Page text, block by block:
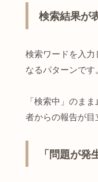
検索結果が
検索ワードを入力
なるパターンです
「検索中」のま
者からの報告が目
「問題が発